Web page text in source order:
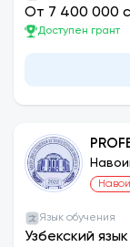
От 7 400 000
Доступен грант
Язык обучения
Узбекский язык